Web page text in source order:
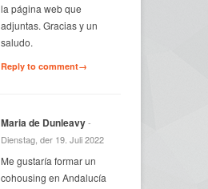
la página web que
adjuntas. Gracias y un
saludo.
Reply to comment→
Maria de Dunleavy-
Dienstag, der 19. Juli 2022
Me gustaría formar un
cohousing en Andalucía